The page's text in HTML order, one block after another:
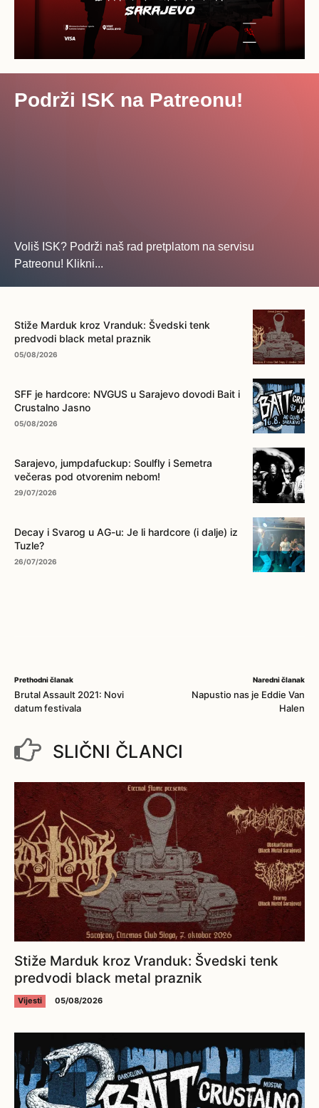
Podrži ISK na Patreonu!
Voliš ISK? Podrži naš rad pretplatom na servisu
Patreonu! Klikni...
Stiže Marduk kroz Vranduk: Švedski tenk
predvodi black metal praznik
05/08/2026
SFF je hardcore: NVGUS u Sarajevo dovodi Bait i
Crustalno Jasno
05/08/2026
Sarajevo, jumpdafuckup: Soulfly i Semetra
večeras pod otvorenim nebom!
29/07/2026
Decay i Svarog u AG-u: Je li hardcore (i dalje) iz
Tuzle?
26/07/2026
Prethodni članak
Brutal Assault 2021: Novi
datum festivala
Naredni članak
Napustio nas je Eddie Van
Halen
SLIČNI ČLANCI
Stiže Marduk kroz Vranduk: Švedski tenk
predvodi black metal praznik
Vijesti 05/08/2026